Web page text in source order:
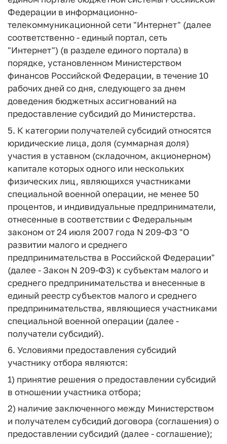
Федерации в информационно-
телекоммуникационной сети "Интернет" (далее
соответственно - единый портал, сеть
"Интернет") (в разделе единого портала) в
порядке, установленном Министерством
финансов Российской Федерации, в течение 10
рабочих дней со дня, следующего за днем
доведения бюджетных ассигнований на
предоставление субсидий до Министерства.
5. К категории получателей субсидий относятся
юридические лица, доля (суммарная доля)
участия в уставном (складочном, акционерном)
капитале которых одного или нескольких
физических лиц, являющихся участниками
специальной военной операции, не менее 50
процентов, и индивидуальные предприниматели,
отнесенные в соответствии с Федеральным
законом от 24 июля 2007 года N 209-ФЗ "О
развитии малого и среднего
предпринимательства в Российской Федерации"
(далее - Закон N 209-ФЗ) к субъектам малого и
среднего предпринимательства и внесенные в
единый реестр субъектов малого и среднего
предпринимательства, являющиеся участниками
специальной военной операции (далее -
получатели субсидий).
6. Условиями предоставления субсидий
участнику отбора являются:
1) принятие решения о предоставлении субсидий
в отношении участника отбора;
2) наличие заключенного между Министерством
и получателем субсидий договора (соглашения) о
предоставлении субсидий (далее - соглашение);